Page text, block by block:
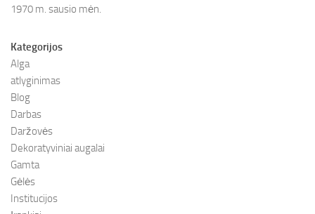
1970 m. sausio mėn.
Kategorijos
Alga
atlyginimas
Blog
Darbas
Daržovės
Dekoratyviniai augalai
Gamta
Gėlės
Institucijos